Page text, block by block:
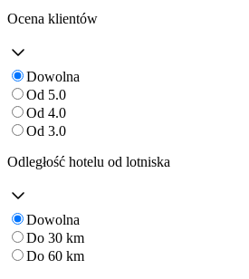
Ocena klientów
Dowolna
Od 5.0
Od 4.0
Od 3.0
Odległość hotelu od lotniska
Dowolna
Do 30 km
Do 60 km